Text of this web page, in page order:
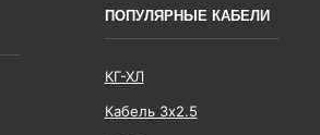
ПОПУЛЯРНЫЕ КАБЕЛИ
КГ-ХЛ
Кабель 3x2.5